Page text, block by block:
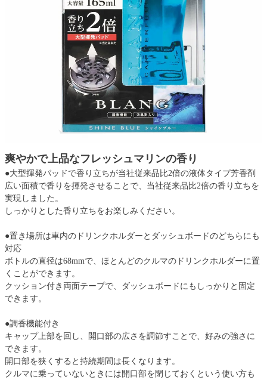
爽やかで上品なフレッシュマリンの香り
●大型揮発パッドで香り立ちが当社従来品比2倍の液体タイプ芳香剤
広い面積で香りを揮発させることで、当社従来品比2倍の香り立ちを
実現しました。
しっかりとした香り立ちをお楽しみください。
●置き場所は車内のドリンクホルダーとダッシュボードのどちらにも
対応
ボトルの直径は68mmで、ほとんどのクルマのドリンクホルダーに置
くことができます。
クッション付き両面テープで、ダッシュボードにもしっかりと固定
できます。
●調香機能付き
キャップ上部を回し、開口部の広さを調節すことで、好みの強さに
できます。
開口部を狭くすると持続期間は長くなります。
クルマに乗っていないときには開口部を閉じておくという使い方も